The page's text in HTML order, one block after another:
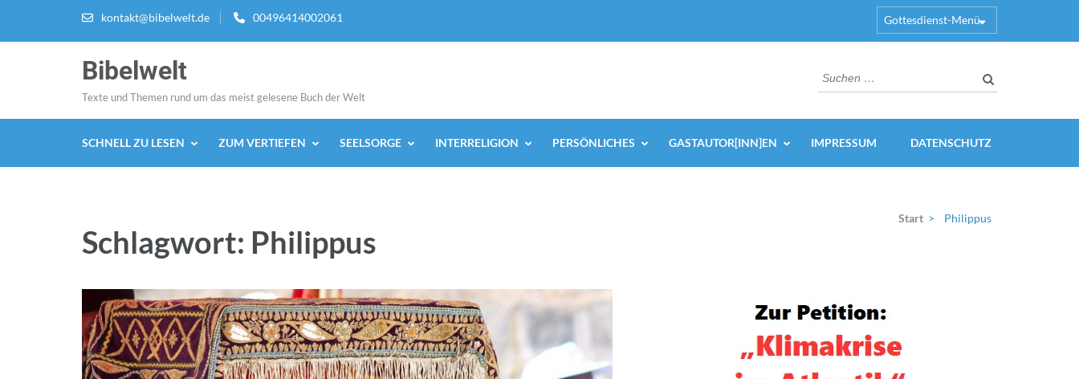
kontakt@bibelwelt.de 00496414002061 Gottesdienst-Menü
Bibelwelt
Texte und Themen rund um das meist gelesene Buch der Welt
Suchen
nach:
SCHNELL ZU LESEN ZUM VERTIEFEN SEELSORGE INTERRELIGION PERSÖNLICHES GASTAUTOR[INN]EN IMPRESSUM DATENSCHUTZ
Schlagwort: Philippus
Start > Philippus